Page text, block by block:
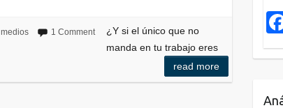
medios 1 Comment
¿Y si el único que no
manda en tu trabajo eres
read more